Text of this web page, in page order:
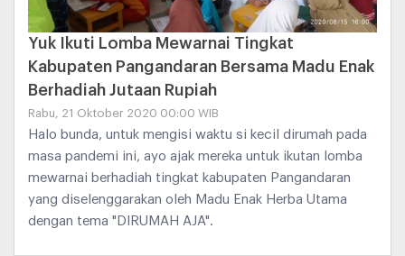
Yuk Ikuti Lomba Mewarnai Tingkat
Kabupaten Pangandaran Bersama Madu Enak
Berhadiah Jutaan Rupiah
Rabu, 21 Oktober 2020 00:00 WIB
Halo bunda, untuk mengisi waktu si kecil dirumah pada
masa pandemi ini, ayo ajak mereka untuk ikutan lomba
mewarnai berhadiah tingkat kabupaten Pangandaran
yang diselenggarakan oleh Madu Enak Herba Utama
dengan tema "DIRUMAH AJA".